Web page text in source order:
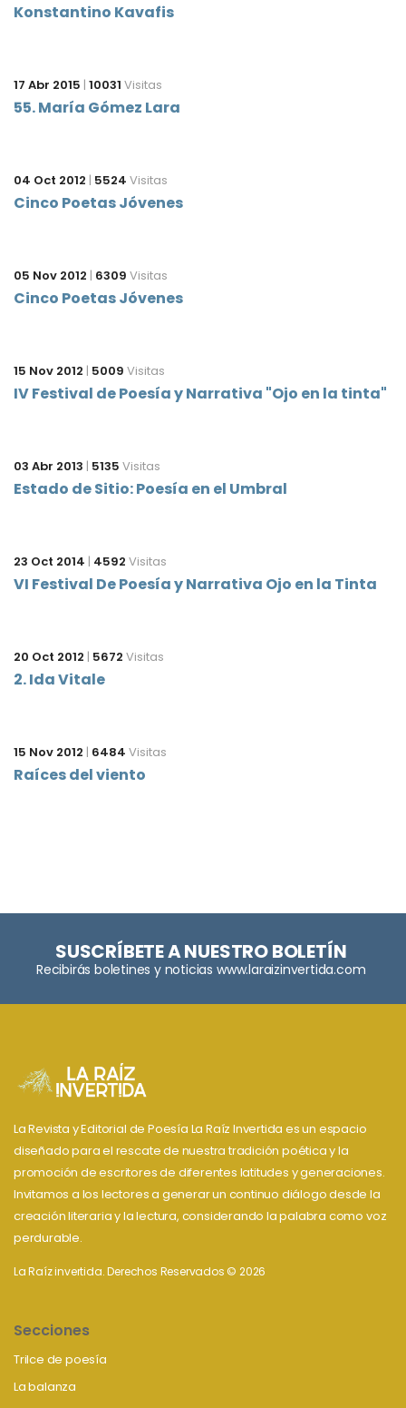
Konstantino Kavafis
17 Abr 2015 | 10031 Visitas
55. María Gómez Lara
04 Oct 2012 | 5524 Visitas
Cinco Poetas Jóvenes
05 Nov 2012 | 6309 Visitas
Cinco Poetas Jóvenes
15 Nov 2012 | 5009 Visitas
IV Festival de Poesía y Narrativa "Ojo en la tinta"
03 Abr 2013 | 5135 Visitas
Estado de Sitio: Poesía en el Umbral
23 Oct 2014 | 4592 Visitas
VI Festival De Poesía y Narrativa Ojo en la Tinta
20 Oct 2012 | 5672 Visitas
2. Ida Vitale
15 Nov 2012 | 6484 Visitas
Raíces del viento
SUSCRÍBETE A NUESTRO BOLETÍN
Recibirás boletines y noticias www.laraizinvertida.com
La Revista y Editorial de Poesía La Raíz Invertida es un espacio
diseñado para el rescate de nuestra tradición poética y la
promoción de escritores de diferentes latitudes y generaciones.
Invitamos a los lectores a generar un continuo diálogo desde la
creación literaria y la lectura, considerando la palabra como voz
perdurable.
La Raíz invertida. Derechos Reservados © 2026
Secciones
Trilce de poesía
La balanza